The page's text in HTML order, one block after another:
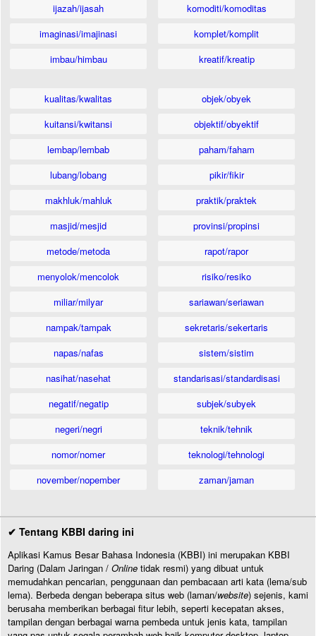
ijazah/ijasah
imaginasi/imajinasi
imbau/himbau
komoditi/komoditas
komplet/komplit
kreatif/kreatip
kualitas/kwalitas
kuitansi/kwitansi
lembap/lembab
lubang/lobang
makhluk/mahluk
masjid/mesjid
metode/metoda
menyolok/mencolok
miliar/milyar
nampak/tampak
napas/nafas
nasihat/nasehat
negatif/negatip
negeri/negri
nomor/nomer
november/nopember
objek/obyek
objektif/obyektif
paham/faham
pikir/fikir
praktik/praktek
provinsi/propinsi
rapot/rapor
risiko/resiko
sariawan/seriawan
sekretaris/sekertaris
sistem/sistim
standarisasi/standardisasi
subjek/subyek
teknik/tehnik
teknologi/tehnologi
zaman/jaman
✔ Tentang KBBI daring ini
Aplikasi Kamus Besar Bahasa Indonesia (KBBI) ini merupakan KBBI
Daring (Dalam Jaringan / Online tidak resmi) yang dibuat untuk
memudahkan pencarian, penggunaan dan pembacaan arti kata (lema/sub
lema). Berbeda dengan beberapa situs web (laman/website) sejenis, kami
berusaha memberikan berbagai fitur lebih, seperti kecepatan akses,
tampilan dengan berbagai warna pembeda untuk jenis kata, tampilan